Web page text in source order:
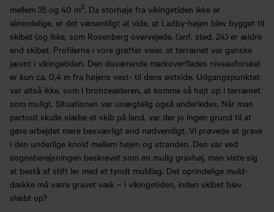
mellem 35 og 40 m3. Da storhøje fra vikingetiden ikke er
almindelige, er det væsentligt at vide, at Ladby-højen blev bygget til
skibet (og ikke, som Rosenberg overvejede, (anf. sted, 24) er ældre
end skibet. Profilerne i vore grøfter viser, at terrænet var ganske
jævnt i vikingetiden. Den daværende markoverflades niveauforskel
er kun ca. 0,4 m fra højens vest- til dens østside. Udgangspunktet
var altså ikke, som i bronzealderen, at komme så højt op i terrænet
som muligt. Situationen var unægtelig også anderledes. Når man
partout skulle slæbe et skib på land, var der jo ingen grund til at
gøre arbejdet mere besværligt end nødvendigt. Vi prøvede at grave
i den underlige knold mellem højen og stranden. Den var ved
sogneberejsningen beskrevet som en mulig gravhøj, men viste sig
at bestå af stift ler med et tyndt muldlag. Det oprindelige muld-
dække må være gravet væk – i vikingetiden, inden skibet blev
slæbt op?